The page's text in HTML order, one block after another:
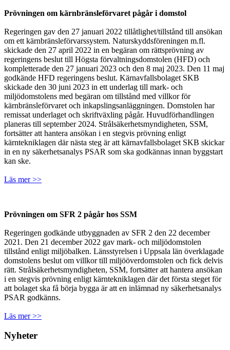
Prövningen om kärnbränsleförvaret pågår i domstol
Regeringen gav den 27 januari 2022 tillåtlighet/tillstånd till ansökan
om ett kärnbränsleförvarssystem. Naturskyddsföreningen m.fl.
skickade den 27 april 2022 in en begäran om rättsprövning av
regeringens beslut till Högsta förvaltningsdomstolen (HFD) och
kompletterade den 27 januari 2023 och den 8 maj 2023. Den 11 maj
godkände HFD regeringens beslut. Kärnavfallsbolaget SKB
skickade den 30 juni 2023 in ett underlag till mark- och
miljödomstolens med begäran om tillstånd med villkor för
kärnbränsleförvaret och inkapslingsanläggningen. Domstolen har
remissat underlaget och skriftväxling pågår. Huvudförhandlingen
planeras till september 2024. Strålsäkerhetsmyndigheten, SSM,
fortsätter att hantera ansökan i en stegvis prövning enligt
kärntekniklagen där nästa steg är att kärnavfallsbolaget SKB skickar
in en ny säkerhetsanalys PSAR som ska godkännas innan byggstart
kan ske.
Läs mer >>
Prövningen om SFR 2 pågår hos SSM
Regeringen godkände utbyggnaden av SFR 2 den 22 december
2021. Den 21 december 2022 gav mark- och miljödomstolen
tillstånd enligt miljöbalken. Länsstyrelsen i Uppsala län överklagade
domstolens beslut om villkor till miljööverdomstolen och fick delvis
rätt. Strålsäkerhetsmyndigheten, SSM, fortsätter att hantera ansökan
i en stegvis prövning enligt kärntekniklagen där det första steget för
att bolaget ska få börja bygga är att en inlämnad ny säkerhetsanalys
PSAR godkänns.
Läs mer >>
Nyheter